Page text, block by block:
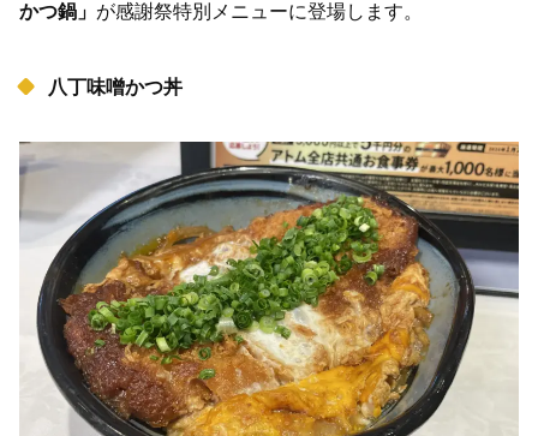
かつ鍋」 が感謝祭特別メニューに登場します。
八丁味噌かつ丼